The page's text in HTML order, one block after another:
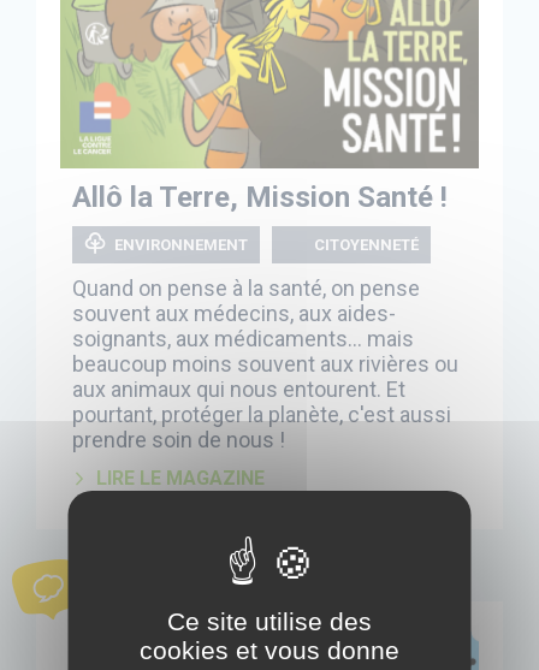
Allô la Terre, Mission Santé !
ENVIRONNEMENT CITOYENNETÉ
Quand on pense à la santé, on pense
souvent aux médecins, aux aides-
soignants, aux médicaments... mais
beaucoup moins souvent aux rivières ou
aux animaux qui nous entourent. Et
pourtant, protéger la planète, c'est aussi
prendre soin de nous !
LIRE LE MAGAZINE
Ce site utilise des
cookies et vous donne